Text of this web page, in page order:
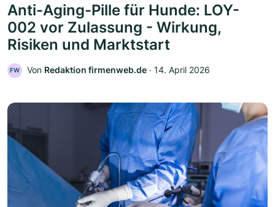
Anti-Aging-Pille für Hunde: LOY-
002 vor Zulassung - Wirkung,
Risiken und Marktstart
FW Von Redaktion firmenweb.de ‧ 14. April 2026